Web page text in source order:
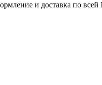
и доставка по всей